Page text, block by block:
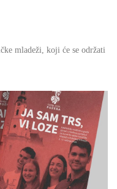
mladeži, koji će se održati